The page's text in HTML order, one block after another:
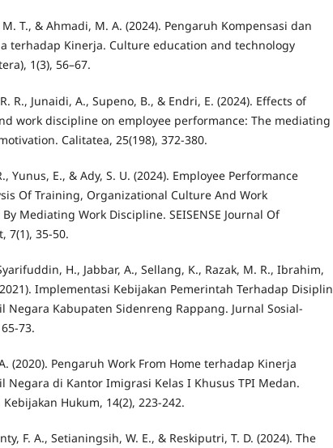
T., & Ahmadi, M. A. (2024). Pengaruh Kompensasi dan
terhadap Kinerja. Culture education and technology
1(3), 56–67.
R., Junaidi, A., Supeno, B., & Endri, E. (2024). Effects of
work discipline on employee performance: The mediating
Calitatea, 25(198), 372-380.
Yunus, E., & Ady, S. U. (2024). Employee Performance
Of Training, Organizational Culture And Work
Mediating Work Discipline. SEISENSE Journal Of
7(1), 35-50.
H., Jabbar, A., Sellang, K., Razak, M. R., Ibrahim,
Implementasi Kebijakan Pemerintah Terhadap Disiplin
Negara Kabupaten Sidenreng Rappang. Jurnal Sosial-
73.
(2020). Pengaruh Work From Home terhadap Kinerja
Negara di Kantor Imigrasi Kelas I Khusus TPI Medan.
Hukum, 14(2), 223-242.
F. A., Setianingsih, W. E., & Reskiputri, T. D. (2024). The